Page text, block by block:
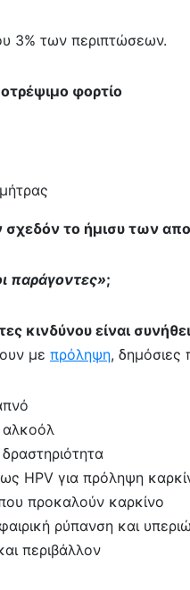
3% των περιπτώσεων.
φορτίο
σχεδόν το ήμισυ των
παράγοντες»;
κινδύνου είναι
με πρόληψη, δημόσιες
αλκοόλ
HPV για πρόληψη
προκαλούν καρκίνο
ρύπανση και
περιβάλλον